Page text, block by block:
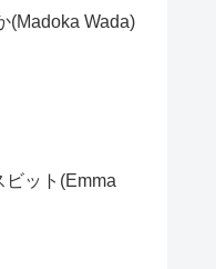
(Madoka Wada)
ビット(Emma